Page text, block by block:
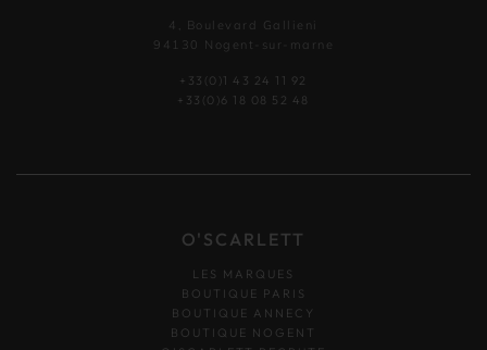
4, Boulevard Gallieni
94130 Nogent-sur-marne
+33(0)1 43 24 11 92
+33(0)6 18 08 52 48
O'SCARLETT
LES MARQUES
BOUTIQUE PARIS
BOUTIQUE ANNECY
BOUTIQUE NOGENT